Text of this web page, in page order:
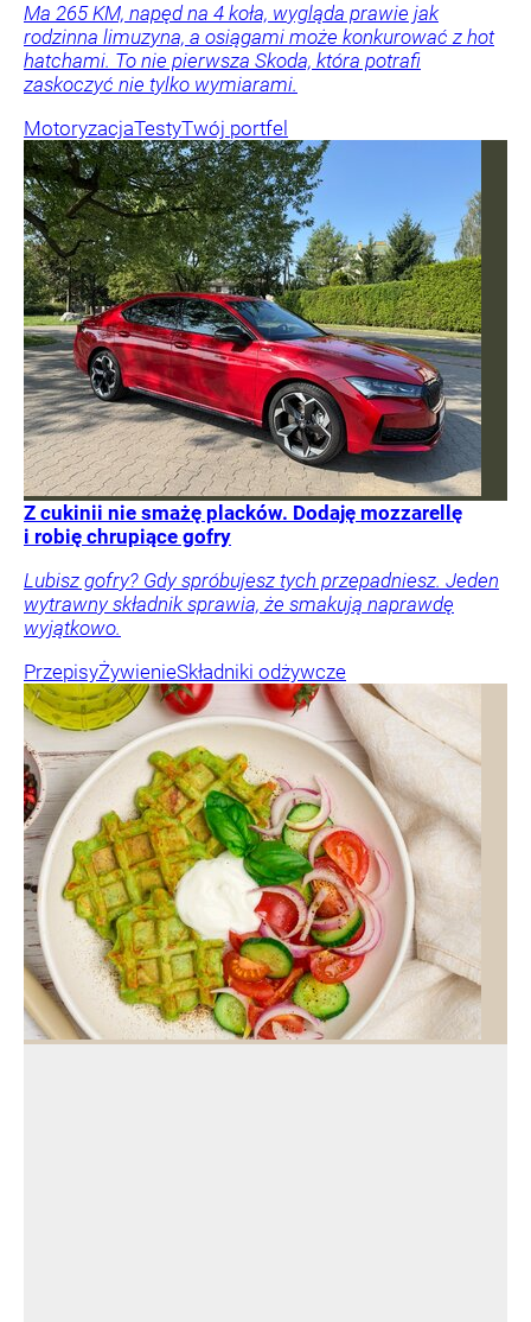
Ma 265 KM, napęd na 4 koła, wygląda prawie jak
rodzinna limuzyna, a osiągami może konkurować z hot
hatchami. To nie pierwsza Skoda, która potrafi
zaskoczyć nie tylko wymiarami.
MotoryzacjaTestyTwój portfel
Z cukinii nie smażę placków. Dodaję mozzarellę
i robię chrupiące gofry
Lubisz gofry? Gdy spróbujesz tych przepadniesz. Jeden
wytrawny składnik sprawia, że smakują naprawdę
wyjątkowo.
PrzepisyŻywienieSkładniki odżywcze